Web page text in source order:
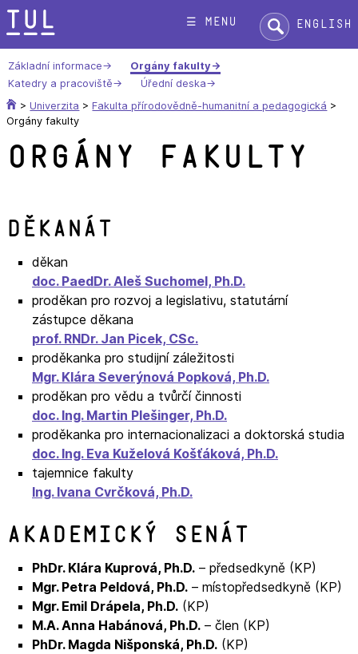
Přeskok
na
text
☰ menu Hledat:English
Základní informace
Orgány fakulty
Katedry a pracoviště
Úřední deska
> Univerzita > Fakulta přírodovědně-humanitní a pedagogická >
Orgány fakulty
Orgány fakulty
Děkanát
děkan
doc. PaedDr. Aleš Suchomel, Ph.D.
proděkan pro rozvoj a legislativu, statutární
zástupce děkana
prof. RNDr. Jan Picek, CSc.
proděkanka pro studijní záležitosti
Mgr. Klára Severýnová Popková, Ph.D.
proděkan pro vědu a tvůrčí činnosti
doc. Ing. Martin Plešinger, Ph.D.
proděkanka pro internacionalizaci a doktorská studia
doc. Ing. Eva Kuželová Košťáková, Ph.D.
tajemnice fakulty
Ing. Ivana Cvrčková, Ph.D.
Akademický senát
PhDr. Klára Kuprová, Ph.D. – předsedkyně (KP)
Mgr. Petra Peldová, Ph.D. – místopředsedkyně (KP)
Mgr. Emil Drápela, Ph.D. (KP)
M.A. Anna Habánová, Ph.D. – člen (KP)
PhDr. Magda Nišponská, Ph.D. (KP)